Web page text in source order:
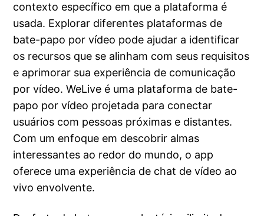
contexto específico em que a plataforma é
usada. Explorar diferentes plataformas de
bate-papo por vídeo pode ajudar a identificar
os recursos que se alinham com seus requisitos
e aprimorar sua experiência de comunicação
por vídeo. WeLive é uma plataforma de bate-
papo por vídeo projetada para conectar
usuários com pessoas próximas e distantes.
Com um enfoque em descobrir almas
interessantes ao redor do mundo, o app
oferece uma experiência de chat de vídeo ao
vivo envolvente.